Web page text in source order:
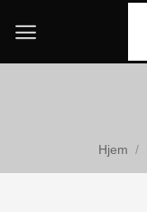
content
Hjem /